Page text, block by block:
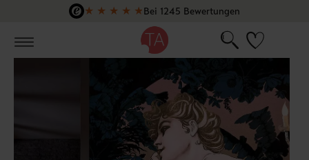
Zum Hauptinhalt springen
★ ★ ★ ★ ★Bei 1245 Bewertungen